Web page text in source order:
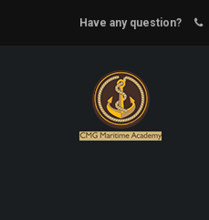
Have any question?